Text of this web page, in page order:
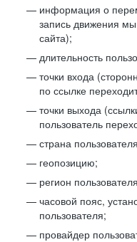
информация о
запись движения
сайта);
длительность
точки входа
по ссылке
точки выхода
пользователь
страна
геопозицию;
регион
часовой пояс,
пользователя;
провайдер